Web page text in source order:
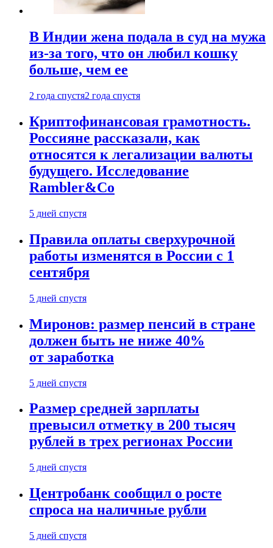
В Индии жена подала в суд на мужа
из-за того, что он любил кошку
больше, чем ее
2 года спустя2 года спустя
Криптофинансовая грамотность.
Россияне рассказали, как
относятся к легализации валюты
будущего. Исследование
Rambler&Co
5 дней спустя
Правила оплаты сверхурочной
работы изменятся в России с 1
сентября
5 дней спустя
Миронов: размер пенсий в стране
должен быть не ниже 40%
от заработка
5 дней спустя
Размер средней зарплаты
превысил отметку в 200 тысяч
рублей в трех регионах России
5 дней спустя
Центробанк сообщил о росте
спроса на наличные рубли
5 дней спустя